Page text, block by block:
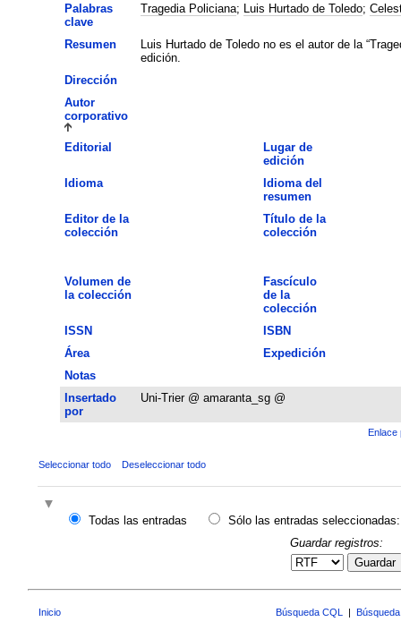
Palabras
clave
Tragedia Policiana; Luis Hurtado de Toledo;
Resumen
Luis Hurtado de Toledo no es el autor de la
edición.
Dirección
Autor
corporativo
Editorial
Lugar de
edición
Idioma
Idioma del
resumen
Editor de la
colección
Título de la
colección
Volumen de
la colección
Fascículo
de la
colección
ISSN
ISBN
Área
Expedición
Notas
Insertado
por
Uni-Trier @ amaranta_sg @
Enlace
Seleccionar todo Deseleccionar todo
Todas las entradas
Sólo las entradas seleccionadas:
Guardar registros:
Guardar
Inicio Búsqueda CQL